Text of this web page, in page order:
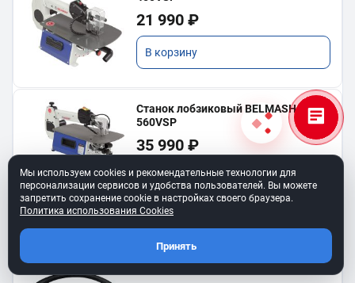
21 990 ₽
В корзину
Станок лобзиковый BELMASH SS-
560VSP
35 990 ₽
В корзину
Ремень клиновой A-450
Мы используем cookies и рекомендательные технологии для
персонализации сервисов и удобства пользователей. Вы можете
запретить сохранение cookie в настройках своего браузера.
Политика использования Cookies
Принять